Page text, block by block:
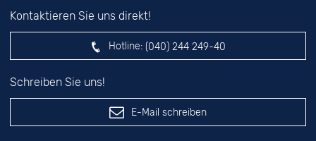
Kontaktieren Sie uns direkt!
Hotline: (040) 244 249-40
Schreiben Sie uns!
E-Mail schreiben